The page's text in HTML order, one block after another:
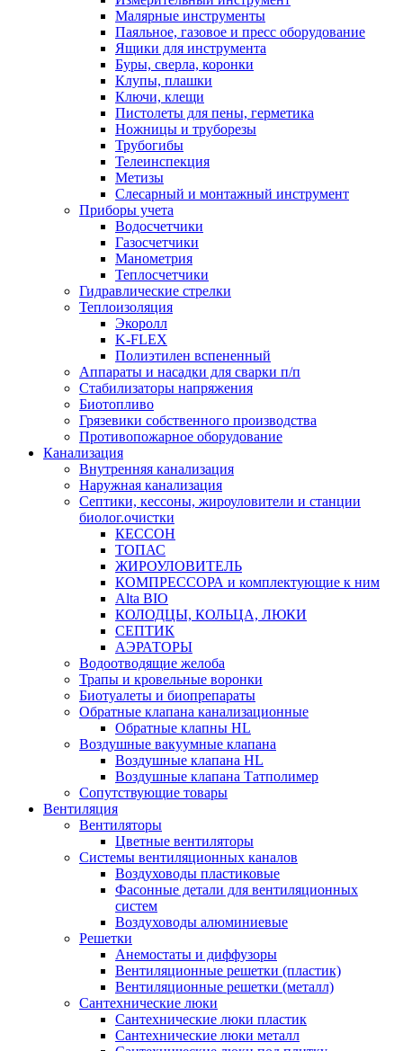
Малярные инструменты
Паяльное, газовое и пресс оборудование
Ящики для инструмента
Буры, сверла, коронки
Клупы, плашки
Ключи, клещи
Пистолеты для пены, герметика
Ножницы и труборезы
Трубогибы
Телеинспекция
Метизы
Слесарный и монтажный инструмент
Приборы учета
Водосчетчики
Газосчетчики
Манометрия
Теплосчетчики
Гидравлические стрелки
Теплоизоляция
Экоролл
K-FLEX
Полиэтилен вспененный
Аппараты и насадки для сварки п/п
Стабилизаторы напряжения
Биотопливо
Грязевики собственного производства
Противопожарное оборудование
Канализация
Внутренняя канализация
Наружная канализация
Септики, кессоны, жироуловители и станции
биолог.очистки
КЕССОН
ТОПАС
ЖИРОУЛОВИТЕЛЬ
КОМПРЕССОРА и комплектующие к ним
Alta BIO
КОЛОДЦЫ, КОЛЬЦА, ЛЮКИ
СЕПТИК
АЭРАТОРЫ
Водоотводящие желоба
Трапы и кровельные воронки
Биотуалеты и биопрепараты
Обратные клапана канализационные
Обратные клапны HL
Воздушные вакуумные клапана
Воздушные клапана HL
Воздушные клапана Татполимер
Сопутствующие товары
Вентиляция
Вентиляторы
Цветные вентиляторы
Системы вентиляционных каналов
Воздуховоды пластиковые
Фасонные детали для вентиляционных
систем
Воздуховоды алюминиевые
Решетки
Анемостаты и диффузоры
Вентиляционные решетки (пластик)
Вентиляционные решетки (металл)
Сантехнические люки
Сантехнические люки пластик
Сантехнические люки металл